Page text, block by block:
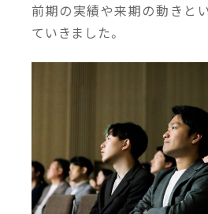
前期の実績や来期の動きと
ていきました。